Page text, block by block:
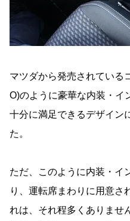
マツダから発売されている
O)のように豪華な内装・イ
十分に満足できるデザイン
た。
ただ、このように内装・イ
り、運転席まわりに用意さ
れは、それ程多くありませ